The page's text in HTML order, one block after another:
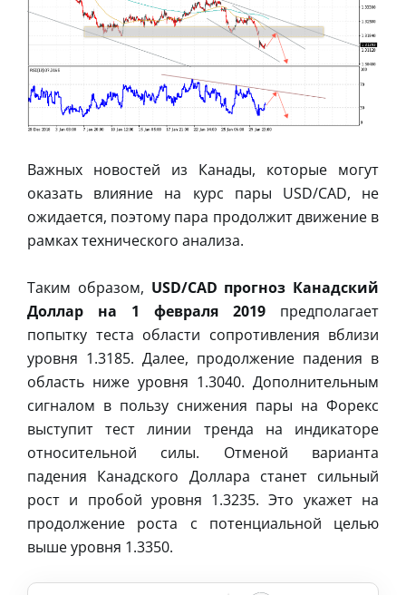
Важных новостей из Канады, которые могут
оказать влияние на курс пары USD/CAD, не
ожидается, поэтому пара продолжит движение в
рамках технического анализа.
Таким образом, USD/CAD прогноз Канадский
Доллар на 1 февраля 2019 предполагает
попытку теста области сопротивления вблизи
уровня 1.3185. Далее, продолжение падения в
область ниже уровня 1.3040. Дополнительным
сигналом в пользу снижения пары на Форекс
выступит тест линии тренда на индикаторе
относительной силы. Отменой варианта
падения Канадского Доллара станет сильный
рост и пробой уровня 1.3235. Это укажет на
продолжение роста с потенциальной целью
выше уровня 1.3350.